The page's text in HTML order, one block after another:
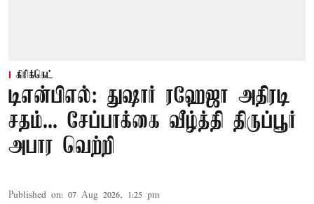
கிரிக்கெட்
டிஎன்பிஎல்: துஷார் ரஹேஜா அதிரடி
சதம்... சேப்பாக்கை வீழ்த்தி திருப்பூர்
அபார வெற்றி
Published on: 07 Aug 2026, 1:25 pm